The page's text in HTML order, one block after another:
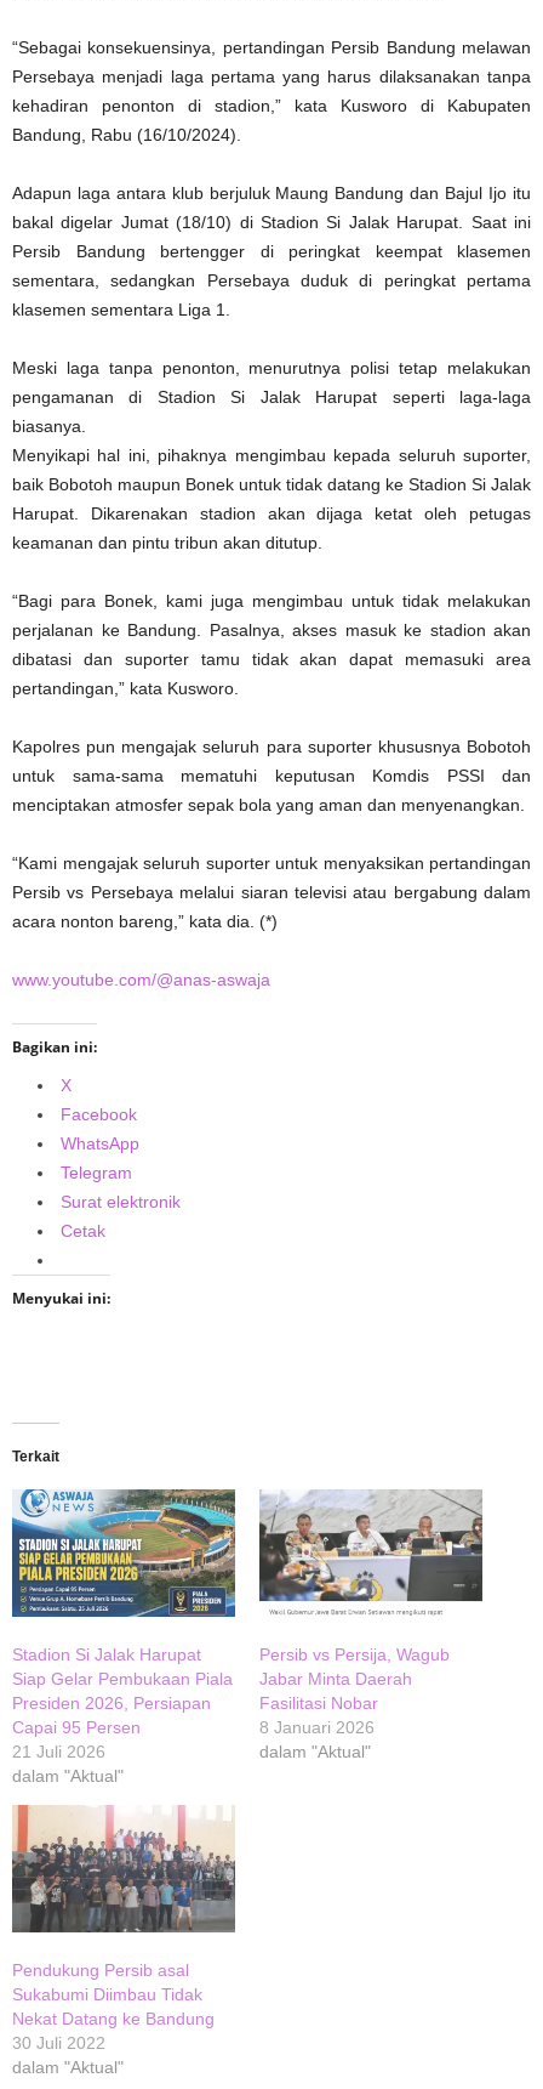
“Sebagai konsekuensinya, pertandingan Persib Bandung melawan
Persebaya menjadi laga pertama yang harus dilaksanakan tanpa
kehadiran penonton di stadion,” kata Kusworo di Kabupaten
Bandung, Rabu (16/10/2024).
Adapun laga antara klub berjuluk Maung Bandung dan Bajul Ijo itu
bakal digelar Jumat (18/10) di Stadion Si Jalak Harupat. Saat ini
Persib Bandung bertengger di peringkat keempat klasemen
sementara, sedangkan Persebaya duduk di peringkat pertama
klasemen sementara Liga 1.
Meski laga tanpa penonton, menurutnya polisi tetap melakukan
pengamanan di Stadion Si Jalak Harupat seperti laga-laga
biasanya.
Menyikapi hal ini, pihaknya mengimbau kepada seluruh suporter,
baik Bobotoh maupun Bonek untuk tidak datang ke Stadion Si Jalak
Harupat. Dikarenakan stadion akan dijaga ketat oleh petugas
keamanan dan pintu tribun akan ditutup.
“Bagi para Bonek, kami juga mengimbau untuk tidak melakukan
perjalanan ke Bandung. Pasalnya, akses masuk ke stadion akan
dibatasi dan suporter tamu tidak akan dapat memasuki area
pertandingan,” kata Kusworo.
Kapolres pun mengajak seluruh para suporter khususnya Bobotoh
untuk sama-sama mematuhi keputusan Komdis PSSI dan
menciptakan atmosfer sepak bola yang aman dan menyenangkan.
“Kami mengajak seluruh suporter untuk menyaksikan pertandingan
Persib vs Persebaya melalui siaran televisi atau bergabung dalam
acara nonton bareng,” kata dia. (*)
www.youtube.com/@anas-aswaja
Bagikan ini:
X
Facebook
WhatsApp
Telegram
Surat elektronik
Cetak
Menyukai ini:
Terkait
Stadion Si Jalak Harupat
Siap Gelar Pembukaan Piala
Presiden 2026, Persiapan
Capai 95 Persen
21 Juli 2026
dalam "Aktual"
Persib vs Persija, Wagub
Jabar Minta Daerah
Fasilitasi Nobar
8 Januari 2026
dalam "Aktual"
Pendukung Persib asal
Sukabumi Diimbau Tidak
Nekat Datang ke Bandung
30 Juli 2022
dalam "Aktual"